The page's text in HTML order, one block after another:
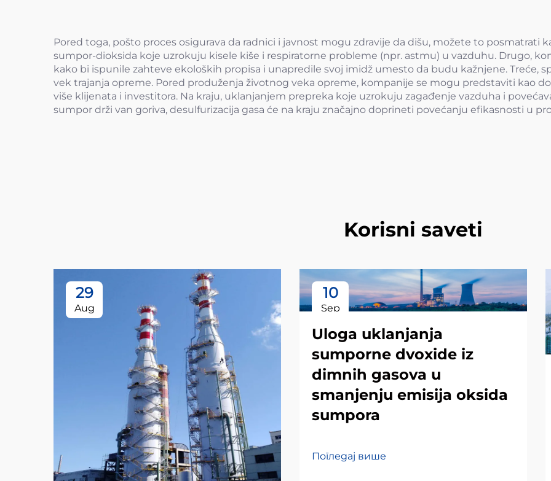
Pored toga, pošto proces osigurava da radnici i javnost mogu zdravije da dišu, možete to posmatrati
sumpor-dioksida koje uzrokuju kisele kiše i respiratorne probleme (npr. astmu) u vazduhu. Drugo,
kako bi ispunile zahteve ekoloških propisa i unapredile svoj imidž umesto da budu kažnjene. Treće,
vek trajanja opreme. Pored produženja životnog veka opreme, kompanije se mogu predstaviti kao
više klijenata i investitora. Na kraju, uklanjanjem prepreka koje uzrokuju zagađenje vazduha i
sumpor drži van goriva, desulfurizacija gasa će na kraju značajno doprineti povećanju efikasnosti u
Korisni saveti
29
Aug
10
Sep
Uloga uklanjanja
sumporne dvoxide iz
dimnih gasova u
smanjenju emisija oksida
sumpora
Погледај више